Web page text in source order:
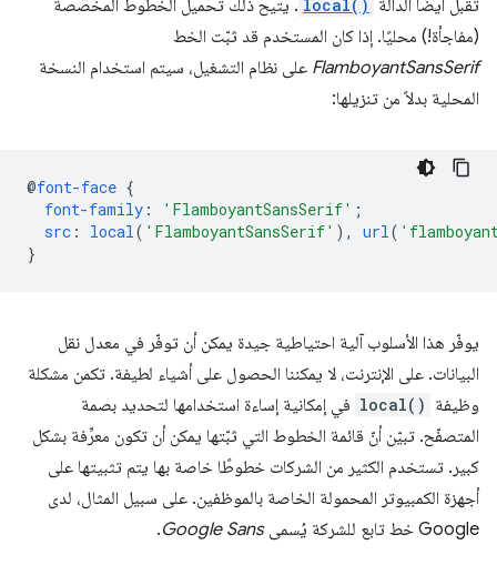
تقبل أيضًا الدالة local() . يتيح ذلك تحميل الخطوط المخصّصة
(مفاجأة!) محليًا. إذا كان المستخدم قد ثبّت الخط
FlamboyantSansSerif على نظام التشغيل، سيتم استخدام النسخة
المحلية بدلاً من تنزيلها:
@font-face {
font-family : 'FlamboyantSansSerif' ;
src : local( 'FlamboyantSansSerif' ), url(
}
يوفّر هذا الأسلوب آلية احتياطية جيدة يمكن أن توفّر في معدل نقل
البيانات. على الإنترنت، لا يمكننا الحصول على أشياء لطيفة. تكمن مشكلة
وظيفة local() في إمكانية إساءة استخدامها لتحديد بصمة
المتصفّح. تبيّن أنّ قائمة الخطوط التي ثبّتها يمكن أن تكون معرِّفة بشكل
كبير. تستخدم الكثير من الشركات خطوطًا خاصة بها يتم تثبيتها على
أجهزة الكمبيوتر المحمولة الخاصة بالموظفين. على سبيل المثال، لدى
Google خط تابع للشركة يُسمى
Google Sans
.